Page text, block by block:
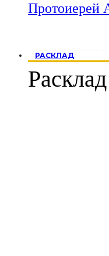
Протоиерей
РАСКЛАД
Расклад